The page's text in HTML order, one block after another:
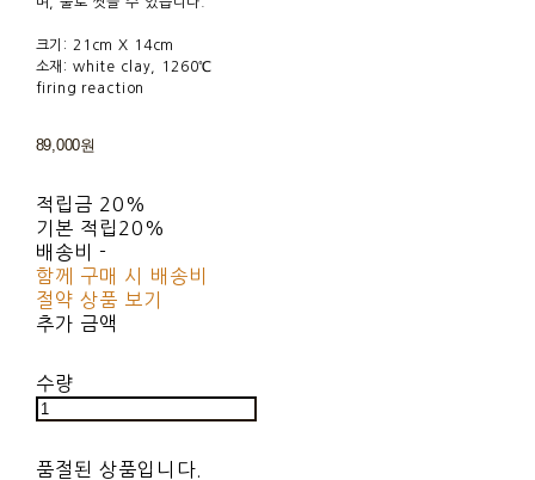
크기: 21cm X 14cm
소재: white clay, 1260℃
firing reaction
89,000원
적립금 20%
기본 적립 20%
배송비-
함께 구매 시 배송비
절약 상품 보기
추가 금액
수량
품절된 상품입니다.